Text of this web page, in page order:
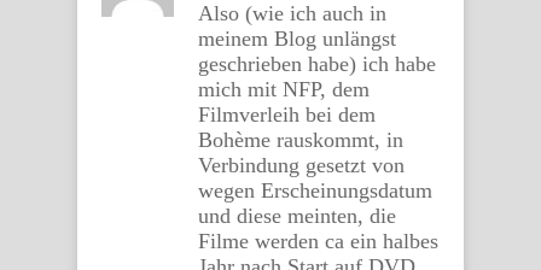
Also (wie ich auch in
meinem Blog unlängst
geschrieben habe) ich habe
mich mit NFP, dem
Filmverleih bei dem
Bohème rauskommt, in
Verbindung gesetzt von
wegen Erscheinungsdatum
und diese meinten, die
Filme werden ca ein halbes